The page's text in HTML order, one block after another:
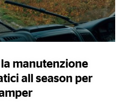
manutenzione
all season per